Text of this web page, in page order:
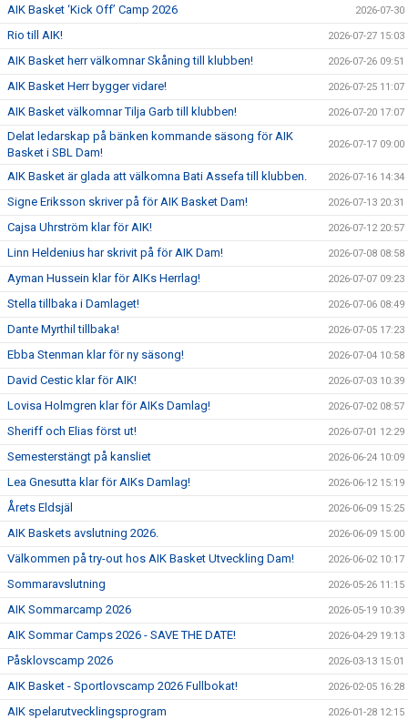
AIK Basket ‘Kick Off’ Camp 2026 2026-07-30
Rio till AIK! 2026-07-27 15:03
AIK Basket herr välkomnar Skåning till klubben! 2026-07-26 09:51
AIK Basket Herr bygger vidare! 2026-07-25 11:07
AIK Basket välkomnar Tilja Garb till klubben! 2026-07-20 17:07
Delat ledarskap på bänken kommande säsong för AIK
Basket i SBL Dam!
2026-07-17 09:00
AIK Basket är glada att välkomna Bati Assefa till klubben. 2026-07-16 14:34
Signe Eriksson skriver på för AIK Basket Dam! 2026-07-13 20:31
Cajsa Uhrström klar för AIK! 2026-07-12 20:57
Linn Heldenius har skrivit på för AIK Dam! 2026-07-08 08:58
Ayman Hussein klar för AIKs Herrlag! 2026-07-07 09:23
Stella tillbaka i Damlaget! 2026-07-06 08:49
Dante Myrthil tillbaka! 2026-07-05 17:23
Ebba Stenman klar för ny säsong! 2026-07-04 10:58
David Cestic klar för AIK! 2026-07-03 10:39
Lovisa Holmgren klar för AIKs Damlag! 2026-07-02 08:57
Sheriff och Elias först ut! 2026-07-01 12:29
Semesterstängt på kansliet 2026-06-24 10:09
Lea Gnesutta klar för AIKs Damlag! 2026-06-12 15:19
Årets Eldsjäl 2026-06-09 15:25
AIK Baskets avslutning 2026. 2026-06-09 15:00
Välkommen på try-out hos AIK Basket Utveckling Dam! 2026-06-02 10:17
Sommaravslutning 2026-05-26 11:15
AIK Sommarcamp 2026 2026-05-19 10:39
AIK Sommar Camps 2026 - SAVE THE DATE! 2026-04-29 19:13
Påsklovscamp 2026 2026-03-13 15:01
AIK Basket - Sportlovscamp 2026 Fullbokat! 2026-02-05 16:28
AIK spelarutvecklingsprogram 2026-01-28 12:15